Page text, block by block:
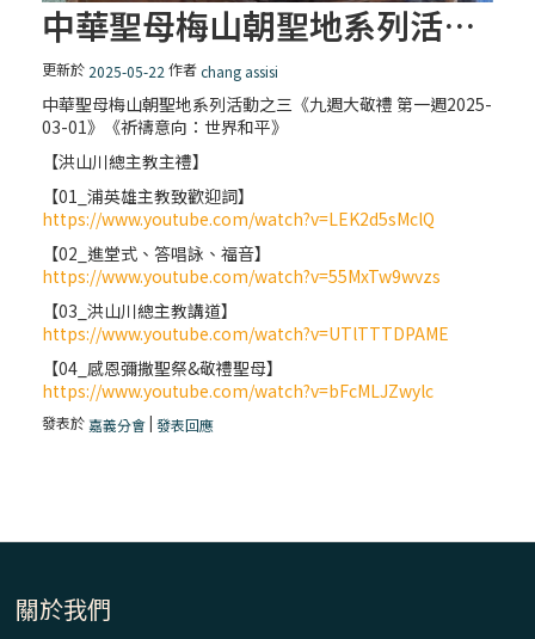
中華聖母梅山朝聖地系列活動之三《九週大敬禮 第一週 2025-03-01》《祈禱意向：世界和平》
更新於 2025-05-22 作者chang assisi
中華聖母梅山朝聖地系列活動之三《九週大敬禮 第一週2025-
03-01》《祈禱意向：世界和平》
【洪山川總主教主禮】
【01_浦英雄主教致歡迎詞】
https://www.youtube.com/watch?v=LEK2d5sMclQ
【02_進堂式、答唱詠、福音】
https://www.youtube.com/watch?v=55MxTw9wvzs
【03_洪山川總主教講道】
https://www.youtube.com/watch?v=UTlTTTDPAME
【04_感恩彌撒聖祭&敬禮聖母】
https://www.youtube.com/watch?v=bFcMLJZwylc
發表於 嘉義分會|發表回應
關於我們